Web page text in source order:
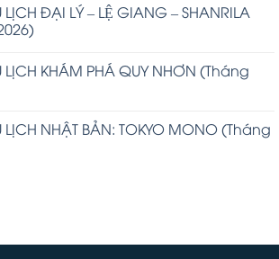
ĐẠI LÝ – LỆ GIANG – SHANRILA
KHÁM PHÁ QUY NHƠN (Tháng
NHẬT BẢN: TOKYO MONO (Tháng